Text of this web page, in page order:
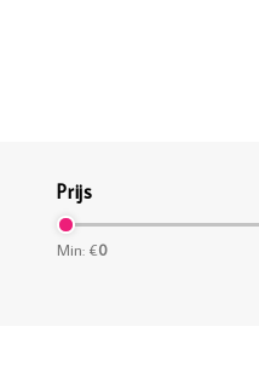
Prijs
Min: €0